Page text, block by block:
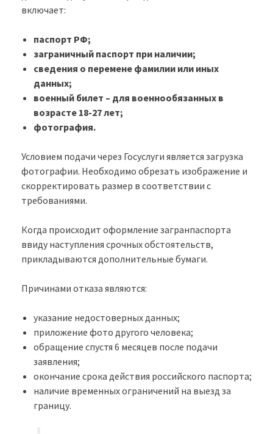
включает:
паспорт РФ;
заграничный паспорт при наличии;
сведения о перемене фамилии или иных
данных;
военный билет – для военнообязанных в
возрасте 18-27 лет;
фотография.
Условием подачи через Госуслуги является загрузка
фотографии. Необходимо обрезать изображение и
скорректировать размер в соответствии с
требованиями.
Когда происходит оформление загранпаспорта
ввиду наступления срочных обстоятельств,
прикладываются дополнительные бумаги.
Причинами отказа являются:
указание недостоверных данных;
приложение фото другого человека;
обращение спустя 6 месяцев после подачи
заявления;
окончание срока действия российского паспорта;
наличие временных ограничений на выезд за
границу.